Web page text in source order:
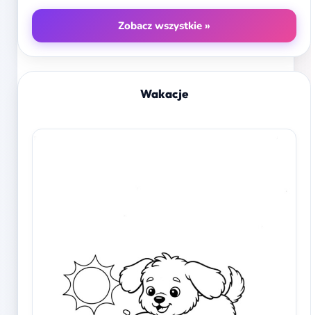
Zobacz wszystkie »
Wakacje